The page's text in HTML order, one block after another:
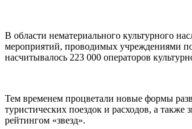
В области нематериального культурного
мероприятий, проводимых учреждениями
насчитывалось 223 000 операторов
Тем временем процветали новые формы
туристических поездок и расходов, а
рейтингом «звезд».